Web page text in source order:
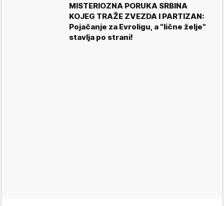
MISTERIOZNA PORUKA SRBINA
KOJEG TRAŽE ZVEZDA I PARTIZAN:
Pojačanje za Evroligu, a "lične želje"
stavlja po strani!